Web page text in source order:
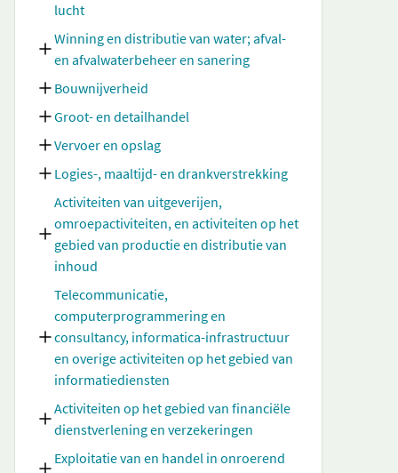
lucht
Winning en distributie van water; afval-
en afvalwaterbeheer en sanering
Bouwnijverheid
Groot- en detailhandel
Vervoer en opslag
Logies-, maaltijd- en drankverstrekking
Activiteiten van uitgeverijen,
omroepactiviteiten, en activiteiten op het
gebied van productie en distributie van
inhoud
Telecommunicatie,
computerprogrammering en
consultancy, informatica-infrastructuur
en overige activiteiten op het gebied van
informatiediensten
Activiteiten op het gebied van financiële
dienstverlening en verzekeringen
Exploitatie van en handel in onroerend